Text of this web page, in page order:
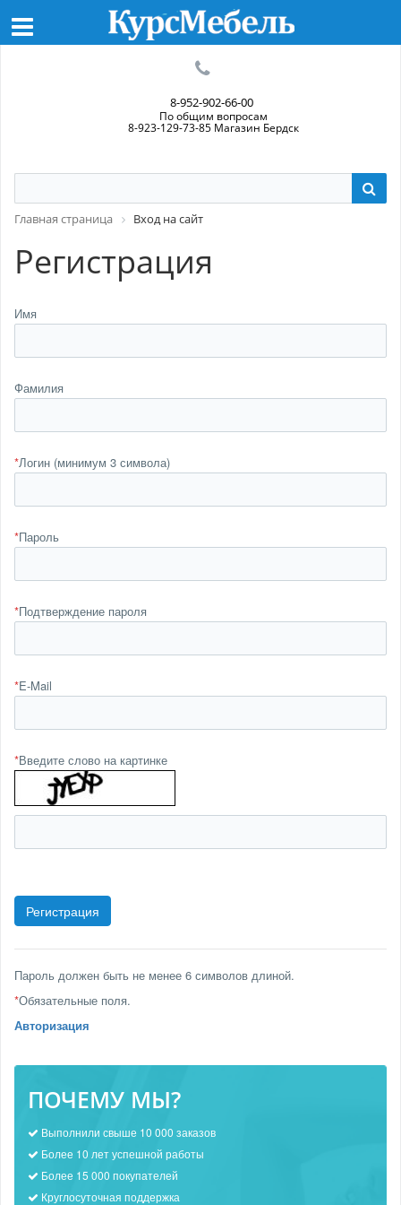
8-952-902-66-00
По общим вопросам
8-923-129-73-85 Магазин Бердск
Главная страница Вход на сайт
Регистрация
Имя
Фамилия
*Логин (минимум 3 символа)
*Пароль
*Подтверждение пароля
*E-Mail
*Введите слово на картинке
Пароль должен быть не менее 6 символов длиной.
*Обязательные поля.
Авторизация
ПОЧЕМУ МЫ?
Выполнили свыше 10 000 заказов
Более 10 лет успешной работы
Более 15 000 покупателей
Круглосуточная поддержка